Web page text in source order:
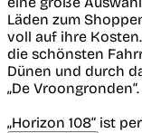
Läden zum
voll auf ihre
die schönsten
Dünen und durch
„De Vroongronden“.
„Horizon 108“ ist